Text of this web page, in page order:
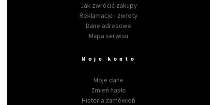
Jak zwrócić zakupy
Reklamacje i zwroty
Dane adresowe
Mapa serwisu
Moje konto
Moje dane
Zmień hasło
Historia zamówień